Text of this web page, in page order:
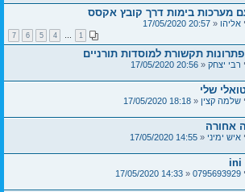
מערכות בימות דרך קובץ אקסס
אליהו «
20:57 17/05/2020
1
…
4
5
6
7
תקשורת למוסדות תורניים
רבי יצחק «
20:56 17/05/2020
שלי
שלמה קצין «
18:18 17/05/2020
אחורה
איש ימיני «
14:55 17/05/2020
0795693929
«
14:33 17/05/2020